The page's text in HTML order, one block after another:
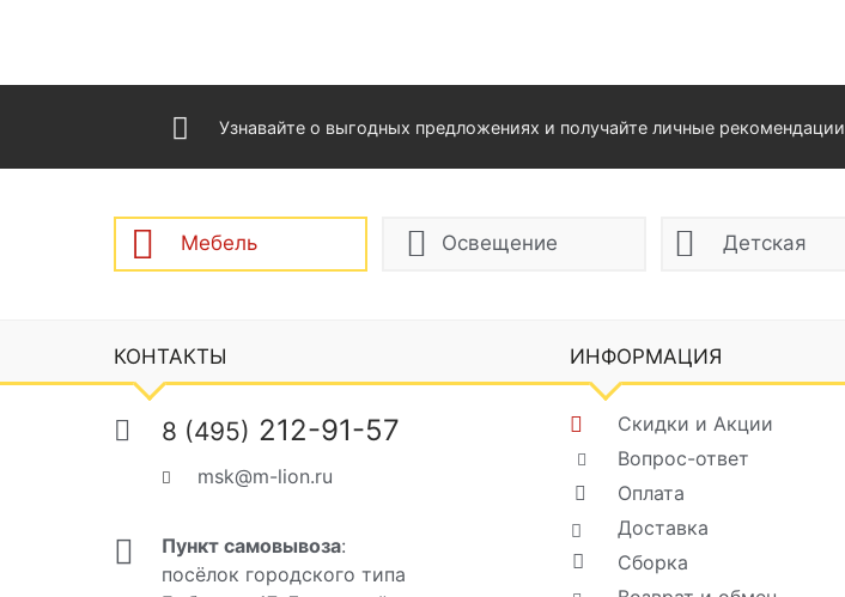
Узнавайте о выгодных предложениях и получайте личные рекомендации
Мебель Освещение Детская
КОНТАКТЫ
8 (495) 212-91-57
msk@m-lion.ru
Пункт самовывоза:
посёлок городского типа
ИНФОРМАЦИЯ
Скидки и Акции
Вопрос-ответ
Оплата
Доставка
Сборка